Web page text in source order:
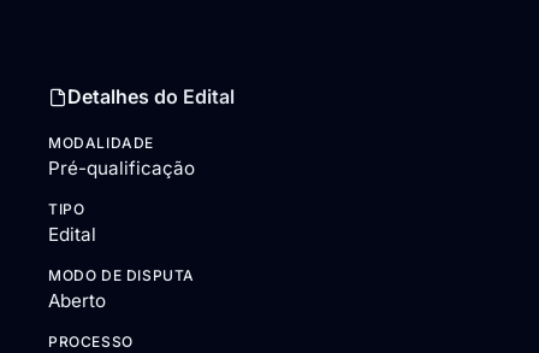
Detalhes do Edital
MODALIDADE
Pré-qualificação
TIPO
Edital
MODO DE DISPUTA
Aberto
PROCESSO